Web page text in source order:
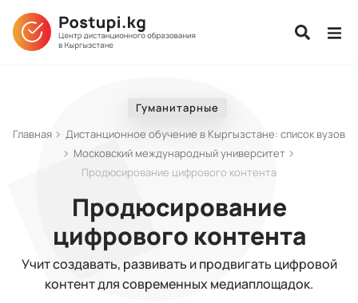
Гуманитарные
Главная
Дистанционное обучение в Кыргызстане: список вузов
Московский международный университет
Продюсирование цифрового контента
Продюсирование
цифрового контента
Учит создавать, развивать и продвигать цифровой
контент для современных медиаплощадок.